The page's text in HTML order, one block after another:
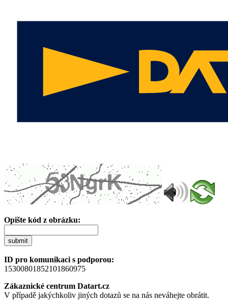
Opište kód z obrázku:
submit
ID pro komunikaci s podporou:
15300801852101860975
Zákaznické centrum Datart.cz
V případě jakýchkoliv jiných dotazů se na nás neváhejte obrátit.